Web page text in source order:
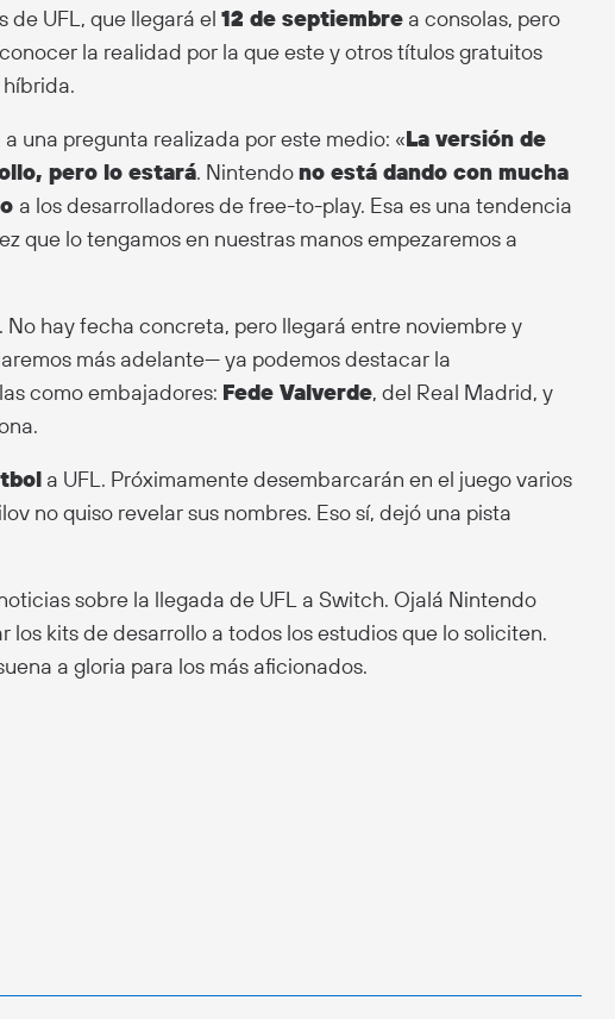
de UFL, que llegará el 12 de septiembre a consolas, pero
la realidad por la que este y otros títulos gratuitos
una pregunta realizada por este medio: «La versión de
pero lo estará. Nintendono está dando con mucha
a los desarrolladores de free-to-play. Esa es una tendencia
que lo tengamos en nuestras manos empezaremos a
No hay fecha concreta, pero llegará entre noviembre y
más adelante— ya podemos destacar la
como embajadores: Fede Valverde, del Real Madrid, y
a UFL. Próximamente desembarcarán en el juego varios
no quiso revelar sus nombres. Eso sí, dejó una pista
sobre la llegada de UFL a Switch. Ojalá Nintendo
kits de desarrollo a todos los estudios que lo soliciten.
a gloria para los más aficionados.